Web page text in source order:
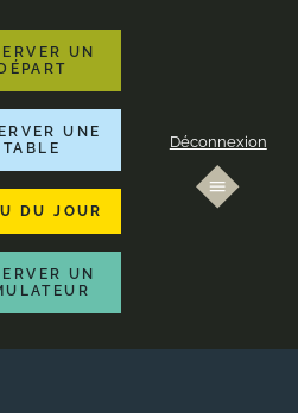
UN
DÉPART
UNE
TABLE
DU JOUR
UN
Déconnexion